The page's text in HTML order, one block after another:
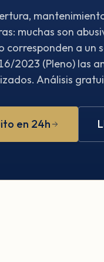
muchas son
corresponden a un
2023 (Pleno) las
Análisis
en 24h